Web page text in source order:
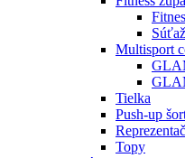
Multisport
Tielka
Push-up
Topy